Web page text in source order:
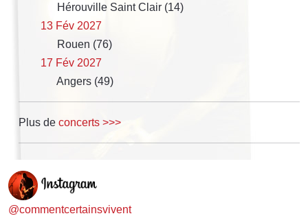
Hérouville Saint Clair (14)
13 Fév 2027
Rouen (76)
17 Fév 2027
Angers (49)
Plus de concerts >>>
@commentcertainsvivent